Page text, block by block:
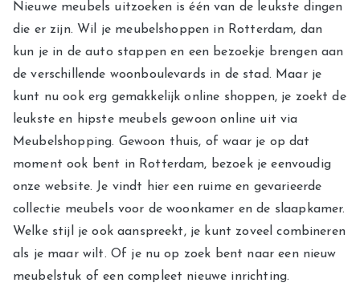
Nieuwe meubels uitzoeken is één van de leukste dingen
die er zijn. Wil je meubelshoppen in Rotterdam, dan
kun je in de auto stappen en een bezoekje brengen aan
de verschillende woonboulevards in de stad. Maar je
kunt nu ook erg gemakkelijk online shoppen, je zoekt de
leukste en hipste meubels gewoon online uit via
Meubelshopping. Gewoon thuis, of waar je op dat
moment ook bent in Rotterdam, bezoek je eenvoudig
onze website. Je vindt hier een ruime en gevarieerde
collectie meubels voor de woonkamer en de slaapkamer.
Welke stijl je ook aanspreekt, je kunt zoveel combineren
als je maar wilt. Of je nu op zoek bent naar een nieuw
meubelstuk of een compleet nieuwe inrichting.